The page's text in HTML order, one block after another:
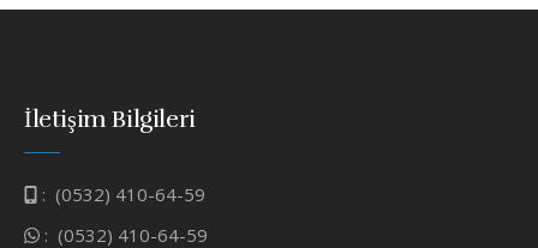
İletişim Bilgileri
: (0532) 410-64-59
: (0532) 410-64-59